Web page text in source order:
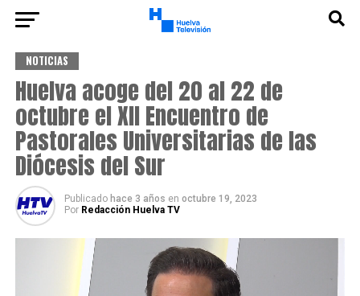
NOTICIAS
Huelva acoge del 20 al 22 de
octubre el XII Encuentro de
Pastorales Universitarias de las
Diócesis del Sur
Publicado hace 3 años en octubre 19, 2023
Por Redacción Huelva TV